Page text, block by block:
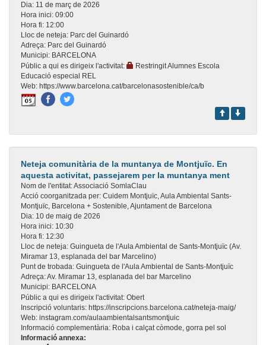
Dia: 11 de març de 2026
Hora inici: 09:00
Hora fi: 12:00
Lloc de neteja: Parc del Guinardó
Adreça: Parc del Guinardó
Municipi: BARCELONA
Públic a qui es dirigeix l'activitat:
Restringit Alumnes Escola
Educació especial REL
Web: https://www.barcelona.cat/barcelonasostenible/ca/b
Neteja comunitària de la muntanya de Montjuïc. En
aquesta activitat, passejarem per la muntanya ment
Nom de l'entitat:Associació SomlaClau
Acció coorganitzada per: Cuidem Montjuïc, Aula Ambiental Sants-
Montjuïc, Barcelona + Sostenible, Ajuntament de Barcelona
Dia: 10 de maig de 2026
Hora inici: 10:30
Hora fi: 12:30
Lloc de neteja: Guingueta de l'Aula Ambiental de Sants-Montjuïc (Av.
Miramar 13, esplanada del bar Marcelino)
Punt de trobada: Guingueta de l'Aula Ambiental de Sants-Montjuïc
Adreça:Av. Miramar 13, esplanada del bar Marcelino
Municipi: BARCELONA
Públic a qui es dirigeix l'activitat: Obert
Inscripció voluntaris: https://inscripcions.barcelona.cat/neteja-maig/
Web: instagram.com/aulaambientalsantsmontjuic
Informació complementària: Roba i calçat còmode, gorra pel sol
Informació annexa: